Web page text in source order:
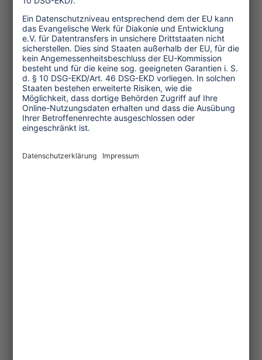
Abseits dieser Debatten wurde die
Messe jedoch weiterhin stark vom
Thema Digitalisierung geprägt.
Kritische Auseinandersetzungen mit
den sozialen und ökologischen Folgen
digitaler Transformation bleiben dabei
die Ausnahme.
Umso wichtiger war es für uns, mit
Stage in der Halle für Responsible